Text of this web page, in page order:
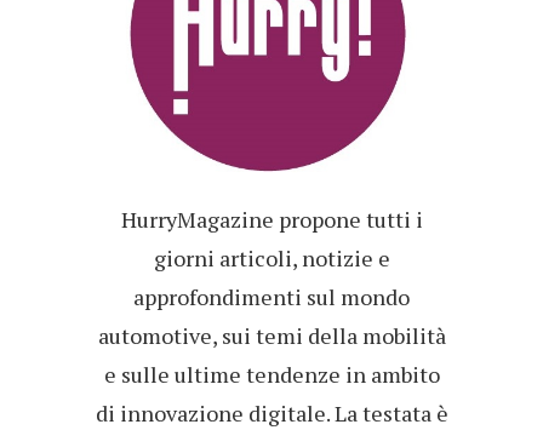
HurryMagazine propone tutti i
giorni articoli, notizie e
approfondimenti sul mondo
automotive, sui temi della mobilità
e sulle ultime tendenze in ambito
di innovazione digitale. La testata è